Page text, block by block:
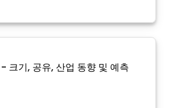
기, 공유, 산업 동향 및 예측